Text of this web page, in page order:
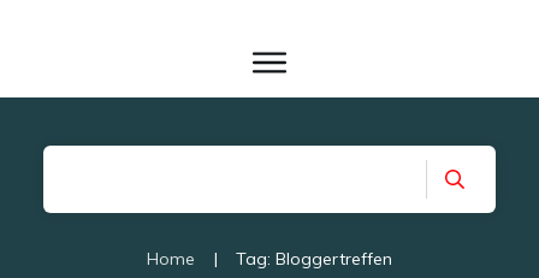
Home | Tag: Bloggertreffen